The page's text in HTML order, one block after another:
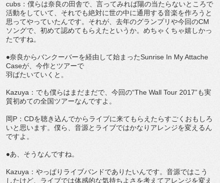
cubs：僕らは奈良の田舎で、言ってみれば陽の当たらないところで
活動をしていて、それでも絶対に世の中に通用する音楽を作ろうと
思ってやっていたんです。それが、去年のグランプリや今回のCM
ソングで、初めて認めてもらえたというか。めちゃくちゃ嬉しかっ
たですね。
●奈良からバンクーバーを経由して始まったSunrise In My Attache
Caseが、今作とツアーで
羽ばたいていくと。
Kazuya：でも僕らはまだまだで、今回の“The Wall Tour 2017”も実
質初めての全国ツアーなんですよ。
岡P：CDを聴き込んでからライブに来てもらえたらすごくおもしろ
いと思います。僕ら、音源とライブではかなりアレンジを変えるん
ですよ。
●あ、そうなんですね。
Kazuya：やっぱりライブバンドでありたいんです。音源ではこう
したけど、ライブでは体感的な気持ちよさを考えてアレンジを変え